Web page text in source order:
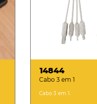
14844
Cabo 3 em 1
Cabo 3 em 1.